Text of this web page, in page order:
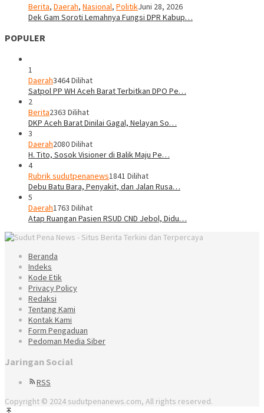
Berita, Daerah, Nasional, PolitikJuni 28, 2026
Dek Gam Soroti Lemahnya Fungsi DPR Kabup…
POPULER
1
Daerah3464 Dilihat
Satpol PP WH Aceh Barat Terbitkan DPO Pe…
2
Berita2363 Dilihat
DKP Aceh Barat Dinilai Gagal, Nelayan So…
3
Daerah2080 Dilihat
H. Tito, Sosok Visioner di Balik Maju Pe…
4
Rubrik sudutpenanews1841 Dilihat
Debu Batu Bara, Penyakit, dan Jalan Rusa…
5
Daerah1763 Dilihat
Atap Ruangan Pasien RSUD CND Jebol, Didu…
Beranda
Indeks
Kode Etik
Privacy Policy
Redaksi
Tentang Kami
Kontak Kami
Form Pengaduan
Pedoman Media Siber
Jaringan Social
RSS
Copyright © 2024 sudutpenanews.com, All rights reserved.